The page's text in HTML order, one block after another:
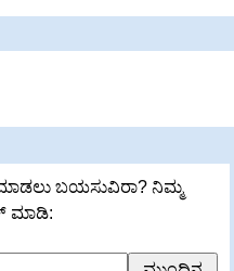
ಬಯಸುವಿರಾ? ನಿಮ್ಮ
ಮಾಡಿ: